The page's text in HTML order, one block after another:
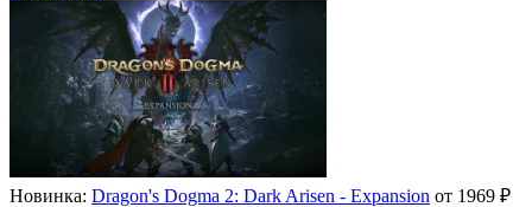
Новинка: Dragon's Dogma 2: Dark Arisen - Expansion от 1969 ₽